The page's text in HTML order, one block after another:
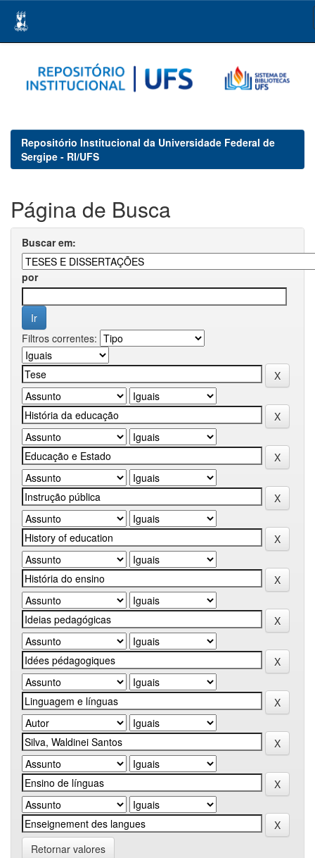
navigation
Repositório Institucional da Universidade Federal de
Sergipe - RI/UFS
Página de Busca
Buscar em:
por
Filtros correntes:
Retornar valores